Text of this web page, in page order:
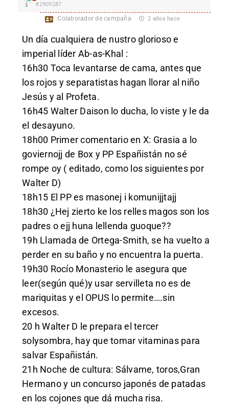
#2909287
Colaborador de campaña 2 años hace
Un día cualquiera de nustro glorioso e
imperial líder Ab-as-Khal :
16h30 Toca levantarse de cama, antes que
los rojos y separatistas hagan llorar al niño
Jesús y al Profeta.
16h45 Walter Daison lo ducha, lo viste y le da
el desayuno.
18h00 Primer comentario en X: Grasia a lo
goviernojj de Box y PP Españistán no sé
rompe oy ( editado, como los siguientes por
Walter D)
18h15 El PP es masonej i komunijjtajj
18h30 ¿Hej zierto ke los relles magos son los
padres o ejj huna lellenda guoque??
19h Llamada de Ortega-Smith, se ha vuelto a
perder en su baño y no encuentra la puerta.
19h30 Rocío Monasterio le asegura que
leer(según qué)y usar servilleta no es de
mariquitas y el OPUS lo permite….sin
excesos.
20 h Walter D le prepara el tercer
solysombra, hay que tomar vitaminas para
salvar Españistán.
21h Noche de cultura: Sálvame, toros,Gran
Hermano y un concurso japonés de patadas
en los cojones que dá mucha risa.